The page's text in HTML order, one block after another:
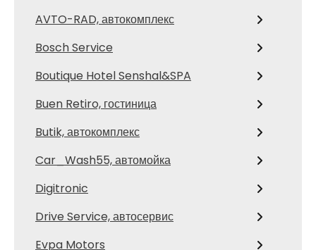
AVTO-RAD, автокомплекс
Bosch Service
Boutique Hotel Senshal&SPA
Buen Retiro, гостиница
Butik, автокомплекс
Car_Wash55, автомойка
Digitronic
Drive Service, автосервис
Evpa Motors